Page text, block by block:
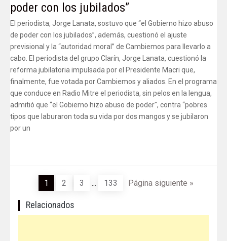
poder con los jubilados”
El periodista, Jorge Lanata, sostuvo que “el Gobierno hizo abuso
de poder con los jubilados”, además, cuestionó el ajuste
previsional y la “autoridad moral” de Cambiemos para llevarlo a
cabo. El periodista del grupo Clarín, Jorge Lanata, cuestionó la
reforma jubilatoria impulsada por el Presidente Macri que,
finalmente, fue votada por Cambiemos y aliados. En el programa
que conduce en Radio Mitre el periodista, sin pelos en la lengua,
admitió que “el Gobierno hizo abuso de poder", contra “pobres
tipos que laburaron toda su vida por dos mangos y se jubilaron
por un
1 2 3 ... 133 Página siguiente »
Relacionados